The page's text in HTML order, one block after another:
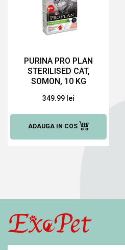
PURINA PRO PLAN
STERILISED CAT,
SOMON, 10 KG
PENTRU PISICI
349.99 lei
ADAUGA IN COS